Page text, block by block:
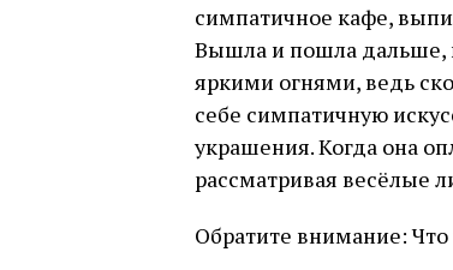
симпатичное кафе,
Вышла и пошла дальше,
яркими огнями, ведь
себе симпатичную
украшения. Когда она
рассматривая весёлые
Обратите внимание: